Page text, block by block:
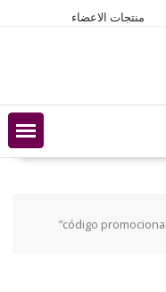
منتجات الاعضاء